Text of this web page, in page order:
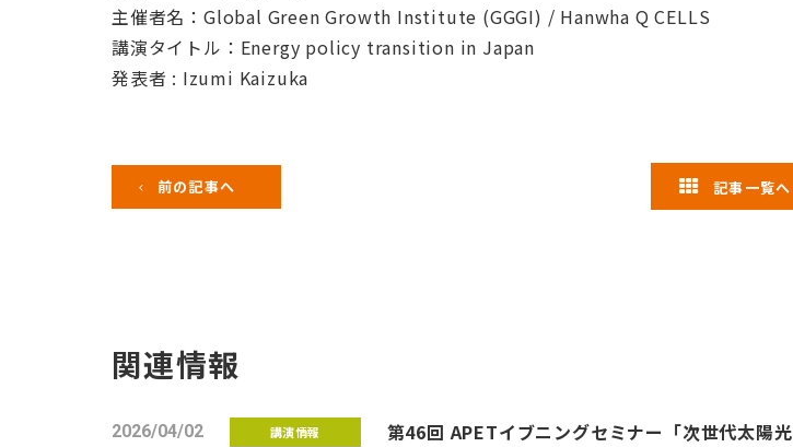
主催者名：Global Green Growth Institute (GGGI) / Hanwha Q CELLS
講演タイトル：Energy policy transition in Japan
発表者 : Izumi Kaizuka
前の記事へ 記事一覧へ
関連情報
2026/04/02 講演情報 第46回 APETイブニングセミナー「次世代太陽